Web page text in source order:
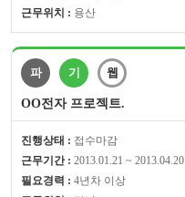
근무위치 : 용산
파 기 웹
OO전자 프로젝트.
진행상태 : 접수마감
근무기간 : 2013.01.21 ~ 2013.04.20
필요경력 : 4년차 이상